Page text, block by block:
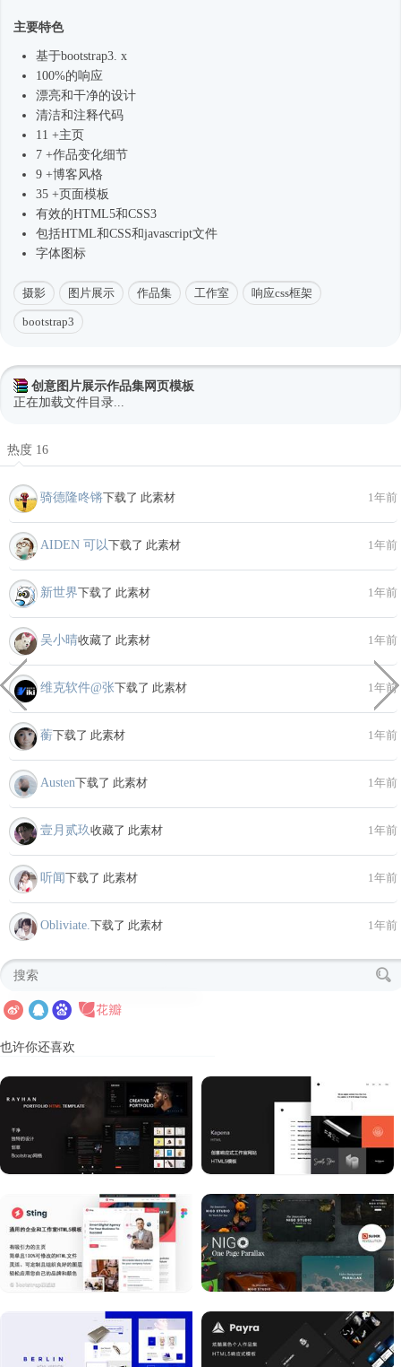
主要特色
基于bootstrap3. x
100%的响应
漂亮和干净的设计
清洁和注释代码
11 +主页
7 +作品变化细节
9 +博客风格
35 +页面模板
有效的HTML5和CSS3
包括HTML和CSS和javascript文件
字体图标
摄影 图片展示 作品集 工作室 响应css框架
bootstrap3
创意图片展示作品集网页模板
正在加载文件目录...
热度 16
骑德隆咚锵下载了 此素材 1年前
AIDEN 可以下载了 此素材 1年前
新世界下载了 此素材 1年前
吴小晴收藏了 此素材 1年前
维克软件@张下载了 此素材 1年前
蘅下载了 此素材 1年前
Austen下载了 此素材 1年前
壹月贰玖 收藏了 此素材 1年前
听闻下载了 此素材 1年前
Obliviate. 下载了 此素材 1年前
也许你还喜欢